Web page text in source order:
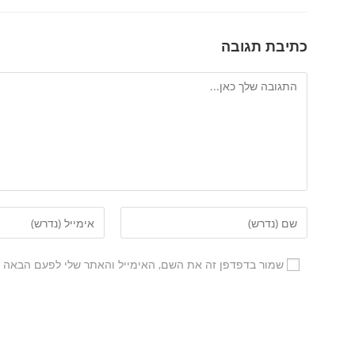
כתיבת תגובה
שמור בדפדפן זה את השם, האימייל והאתר שלי לפעם הבאה